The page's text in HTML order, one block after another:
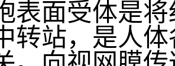
表面受体是
转站，是人